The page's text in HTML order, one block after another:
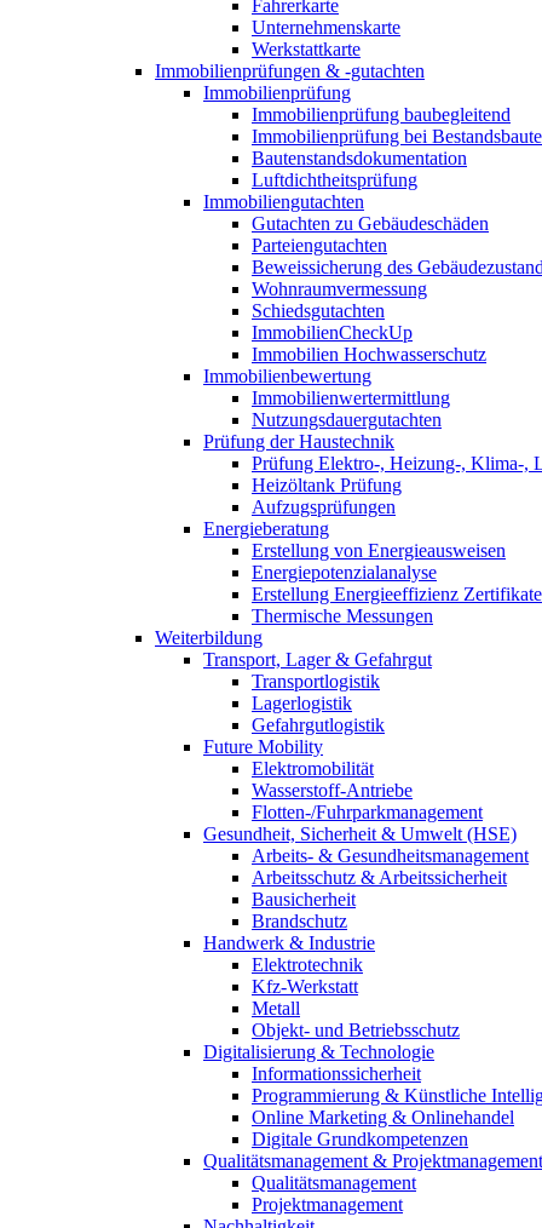
Fahrerkarte
Unternehmenskarte
Werkstattkarte
Immobilienprüfungen & -gutachten
Immobilienprüfung
Immobilienprüfung baubegleitend
Immobilienprüfung bei
Bautenstandsdokumentation
Luftdichtheitsprüfung
Immobiliengutachten
Gutachten zu Gebäudeschäden
Parteiengutachten
Beweissicherung des
Wohnraumvermessung
Schiedsgutachten
ImmobilienCheckUp
Immobilien Hochwasserschutz
Immobilienbewertung
Immobilienwertermittlung
Nutzungsdauergutachten
Prüfung der Haustechnik
Prüfung Elektro-, Heizung-, Klima-,
Heizöltank Prüfung
Aufzugsprüfungen
Energieberatung
Erstellung von Energieausweisen
Energiepotenzialanalyse
Erstellung Energieeffizienz Zertifikate
Thermische Messungen
Weiterbildung
Transport, Lager & Gefahrgut
Transportlogistik
Lagerlogistik
Gefahrgutlogistik
Future Mobility
Elektromobilität
Wasserstoff-Antriebe
Flotten-/Fuhrparkmanagement
Gesundheit, Sicherheit & Umwelt (HSE)
Arbeits- & Gesundheitsmanagement
Arbeitsschutz & Arbeitssicherheit
Bausicherheit
Brandschutz
Handwerk & Industrie
Elektrotechnik
Kfz-Werkstatt
Metall
Objekt- und Betriebsschutz
Digitalisierung & Technologie
Informationssicherheit
Programmierung & Künstliche
Online Marketing & Onlinehandel
Digitale Grundkompetenzen
Qualitätsmanagement & Projektmanagement
Qualitätsmanagement
Projektmanagement